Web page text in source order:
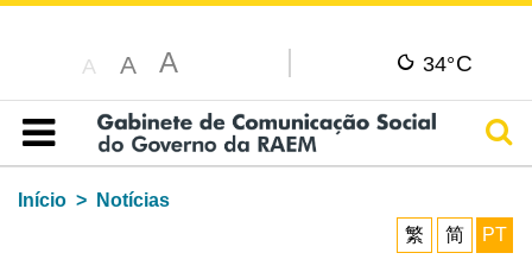
A A A 34°C
Índice
Início
Notícias
繁
简 PT